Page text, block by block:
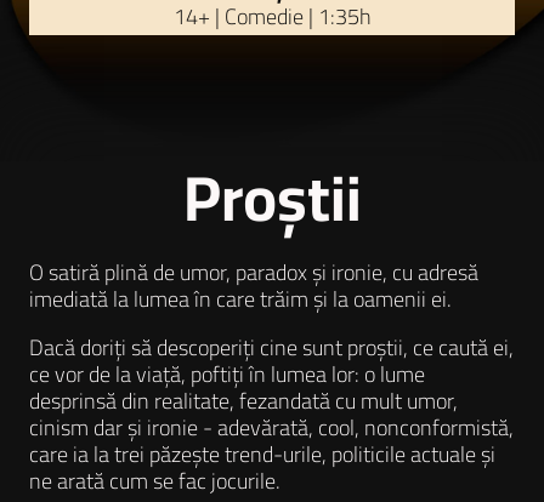
14+ | Comedie | 1:35h
Proștii
O satiră plină de umor, paradox și ironie, cu adresă
imediată la lumea în care trăim și la oamenii ei.
Dacă doriți să descoperiți cine sunt proștii, ce caută ei,
ce vor de la viață, poftiți în lumea lor: o lume
desprinsă din realitate, fezandată cu mult umor,
cinism dar și ironie - adevărată, cool, nonconformistă,
care ia la trei păzește trend-urile, politicile actuale și
ne arată cum se fac jocurile.